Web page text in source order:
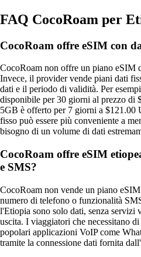
FAQ CocoRoam per
CocoRoam offre eSIM con
CocoRoam non offre un piano eSIM
Invece, il provider vende piani dati
dati e il periodo di validità. Per
disponibile per 30 giorni al prezzo di
5GB è offerto per 7 giorni a $121.00
fisso può essere più conveniente a
bisogno di un volume di dati
CocoRoam offre eSIM
e SMS?
CocoRoam non vende un piano
numero di telefono o funzionalità
l'Etiopia sono solo dati, senza servizi
uscita. I viaggiatori che necessitano
popolari applicazioni VoIP come
tramite la connessione dati fornita